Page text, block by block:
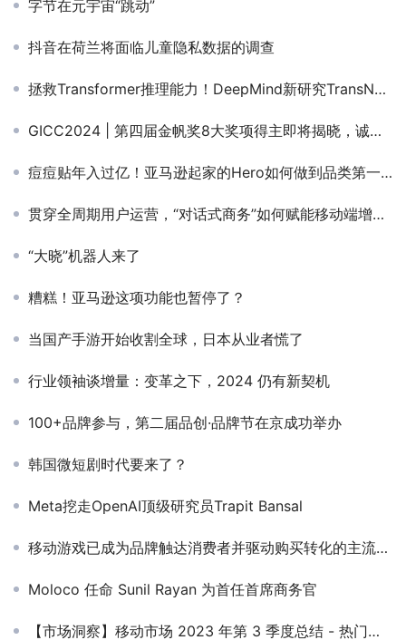
字节在元宇宙“跳动”
抖音在荷兰将面临儿童隐私数据的调查
拯救Transformer推理能力！DeepMind新研究TransNAR：给模型嵌入「算法推理大脑」
GICC2024 | 第四届金帆奖8大奖项得主即将揭晓，诚邀见证百大出海先锋力量！
痘痘贴年入过亿！亚马逊起家的Hero如何做到品类第一？
贯穿全周期用户运营，“对话式商务”如何赋能移动端增长？
“大晓”机器人来了
糟糕！亚马逊这项功能也暂停了？
当国产手游开始收割全球，日本从业者慌了
行业领袖谈增量：变革之下，2024 仍有新契机
100+品牌参与，第二届品创·品牌节在京成功举办
韩国微短剧时代要来了？
Meta挖走OpenAI顶级研究员Trapit Bansal
移动游戏已成为品牌触达消费者并驱动购买转化的主流渠道——Axon by AppLovin与Kantar联合发布最新研究报告
Moloco 任命 Sunil Rayan 为首任首席商务官
【市场洞察】移动市场 2023 年第 3 季度总结 - 热门手游市场篇